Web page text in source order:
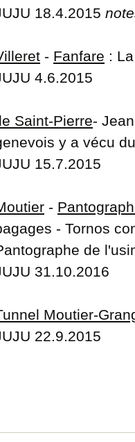
18.4.2015
- Fanfare :
4.6.2015
Saint-Pierre-
y a vécu
15.7.2015
-
- Tornos
de
31.10.2016
Moutier-
22.9.2015